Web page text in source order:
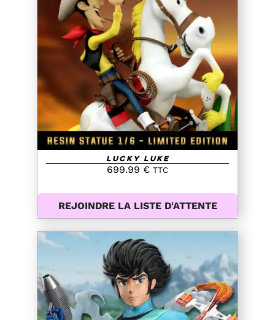
DETAILS
Lucky Luke
699.99 € TTC
REJOINDRE LA LISTE D'ATTENTE